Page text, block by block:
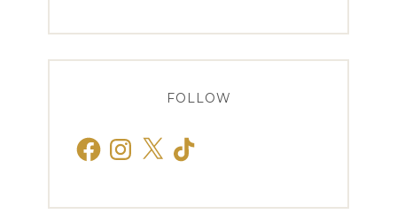
FOLLOW
FacebookInstagram
X TikTok